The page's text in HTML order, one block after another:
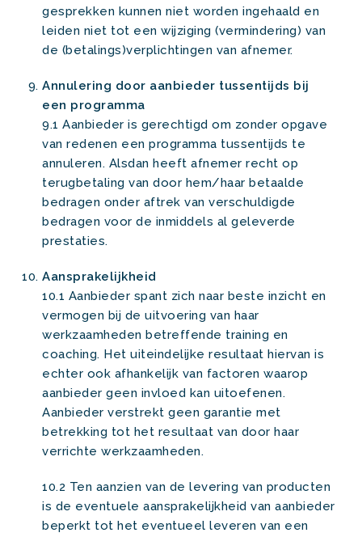
gesprekken kunnen niet worden ingehaald en
leiden niet tot een wijziging (vermindering) van
de (betalings)verplichtingen van afnemer.
Annulering door aanbieder tussentijds bij
een programma
9.1 Aanbieder is gerechtigd om zonder opgave
van redenen een programma tussentijds te
annuleren. Alsdan heeft afnemer recht op
terugbetaling van door hem/haar betaalde
bedragen onder aftrek van verschuldigde
bedragen voor de inmiddels al geleverde
prestaties.
Aansprakelijkheid
10.1 Aanbieder spant zich naar beste inzicht en
vermogen bij de uitvoering van haar
werkzaamheden betreffende training en
coaching. Het uiteindelijke resultaat hiervan is
echter ook afhankelijk van factoren waarop
aanbieder geen invloed kan uitoefenen.
Aanbieder verstrekt geen garantie met
betrekking tot het resultaat van door haar
verrichte werkzaamheden.
10.2 Ten aanzien van de levering van producten
is de eventuele aansprakelijkheid van aanbieder
beperkt tot het eventueel leveren van een